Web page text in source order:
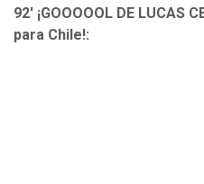
92' ¡GOOOOOL DE LUCAS
para Chile!: